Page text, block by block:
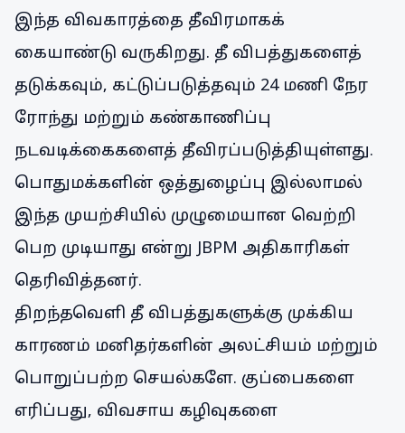
இந்த விவகாரத்தை தீவிரமாகக்
கையாண்டு வருகிறது. தீ விபத்துகளைத்
தடுக்கவும், கட்டுப்படுத்தவும் 24 மணி நேர
ரோந்து மற்றும் கண்காணிப்பு
நடவடிக்கைகளைத் தீவிரப்படுத்தியுள்ளது.
பொதுமக்களின் ஒத்துழைப்பு இல்லாமல்
இந்த முயற்சியில் முழுமையான வெற்றி
பெற முடியாது என்று JBPM அதிகாரிகள்
தெரிவித்தனர்.
திறந்தவெளி தீ விபத்துகளுக்கு முக்கிய
காரணம் மனிதர்களின் அலட்சியம் மற்றும்
பொறுப்பற்ற செயல்களே. குப்பைகளை
எரிப்பது, விவசாய கழிவுகளை